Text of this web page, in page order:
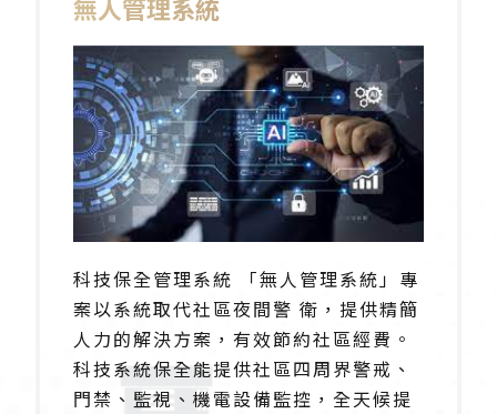
無人管理系統
科技保全管理系統 「無人管理系統」專
案以系統取代社區夜間警 衛，提供精簡
人力的解決方案，有效節約社區經費。
科技系統保全能提供社區四周界警戒、
門禁、監視、機電設備監控，全天候提